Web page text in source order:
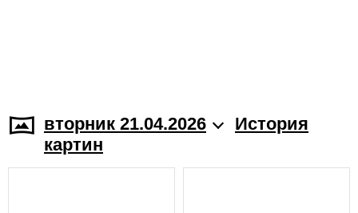
вторник 21.04.2026
История
картин